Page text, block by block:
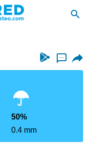
...
50%
0.4 mm